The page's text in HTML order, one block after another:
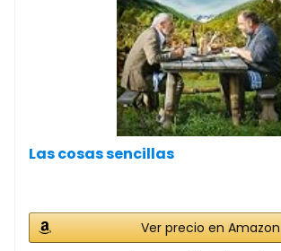
Las cosas sencillas
Ver precio en Amazon